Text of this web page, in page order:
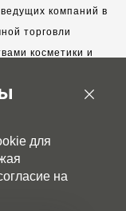
компаний в
торговли
косметики и
к сотрудничеству
взаимовыгодные,
для
на